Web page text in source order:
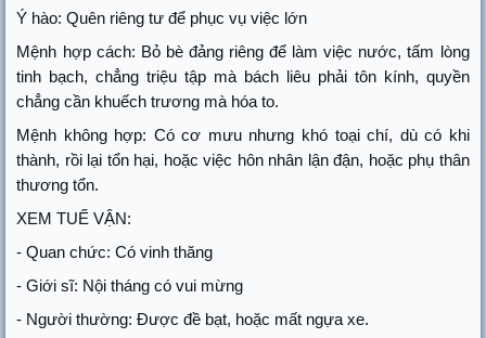
Ý hào: Quên riêng tư để phục vụ việc lớn
Mệnh hợp cách: Bỏ bè đảng riêng để làm việc nước, tấm lòng
tinh bạch, chẳng triệu tập mà bách liêu phải tôn kính, quyền
chẳng cần khuếch trương mà hóa to.
Mệnh không hợp: Có cơ mưu nhưng khó toại chí, dù có khi
thành, rồi lại tổn hại, hoặc việc hôn nhân lận đận, hoặc phụ thân
thương tổn.
XEM TUẾ VẬN:
- Quan chức: Có vinh thăng
- Giới sĩ: Nội tháng có vui mừng
- Người thường: Được đề bạt, hoặc mất ngựa xe.